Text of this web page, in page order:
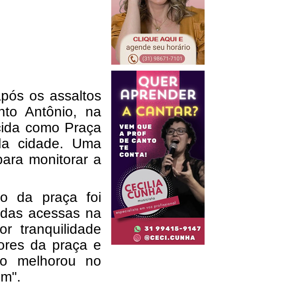
os assaltos
Antônio, na
como Praça
cidade. Uma
monitorar a
da praça foi
acessas na
tranquilidade
da praça e
melhorou no